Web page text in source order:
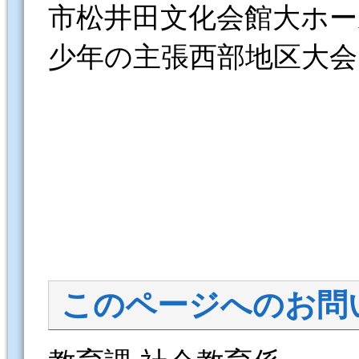
市松井田文化会館大ホ
少年の主張西部地区大
このページへのお問